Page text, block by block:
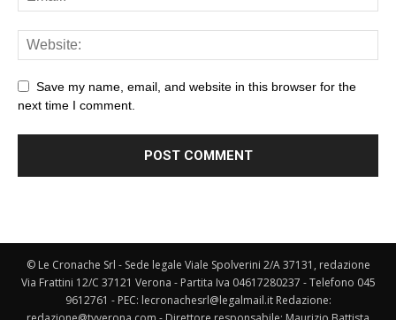
Save my name, email, and website in this browser for the
next time I comment.
© Le Cronache Srl - Sede legale Viale Spolverini 2/A 37131, redazione
Via Frattini 12/C 37121 Verona - Partita Iva 04617280237 - Telefono 045
9612761 - PEC: lecronachesrl@legalmail.it Redazione: